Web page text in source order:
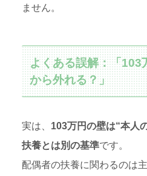
ません。
よくある誤解：「103
から外れる？」
実は、 103万円の壁は“本人
扶養とは別の基準です。
配偶者の扶養に関わるのは